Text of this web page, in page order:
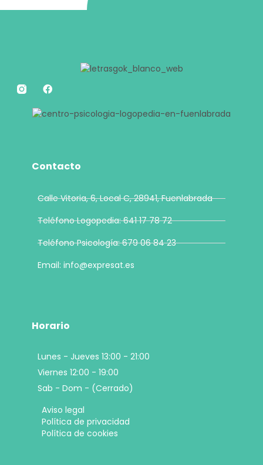
Contacto
Calle Vitoria, 6, Local C, 28941, Fuenlabrada
Teléfono Logopedia: 641 17 78 72
Teléfono Psicología: 679 06 84 23
Email: info@expresat.es
Horario
Lunes - Jueves 13:00 - 21:00
Viernes 12:00 - 19:00
Sab - Dom - (Cerrado)
Aviso legal
Política de privacidad
Política de cookies